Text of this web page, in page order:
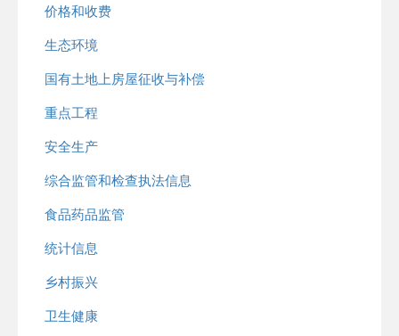
价格和收费
生态环境
国有土地上房屋征收与补偿
重点工程
安全生产
综合监管和检查执法信息
食品药品监管
统计信息
乡村振兴
卫生健康